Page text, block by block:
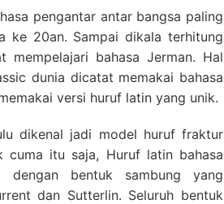
pengantar antar bangsa paling
ke 20an. Sampai dikala terhitung
mempelajari bahasa Jerman. Hal
dunia dicatat memakai bahasa
versi huruf latin yang unik.
dikenal jadi model huruf fraktur
cuma itu saja, Huruf latin bahasa
bentuk sambung yang
dan Sutterlin. Seluruh bentuk